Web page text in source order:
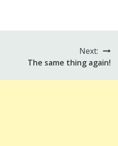
Next:
The same thing again!